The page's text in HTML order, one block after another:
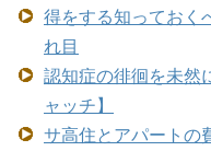
得をする知っておく
れ目
認知症の徘徊を未然
ャッチ】
サ高住とアパートの